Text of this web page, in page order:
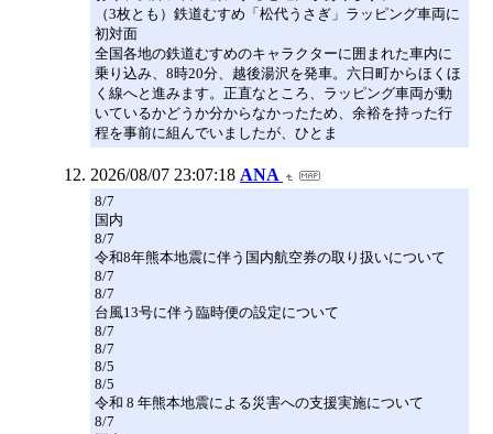
（3枚とも）鉄道むすめ「松代うさぎ」ラッピング車両に
初対面
全国各地の鉄道むすめのキャラクターに囲まれた車内に
乗り込み、8時20分、越後湯沢を発車。六日町からほくほ
く線へと進みます。正直なところ、ラッピング車両が動
いているかどうか分からなかったため、余裕を持った行
程を事前に組んでいましたが、ひとま
2026/08/07 23:07:18 ANA
8/7
国内
8/7
令和8年熊本地震に伴う国内航空券の取り扱いについて
8/7
8/7
台風13号に伴う臨時便の設定について
8/7
8/7
8/5
8/5
令和 8 年熊本地震による災害への支援実施について
8/7